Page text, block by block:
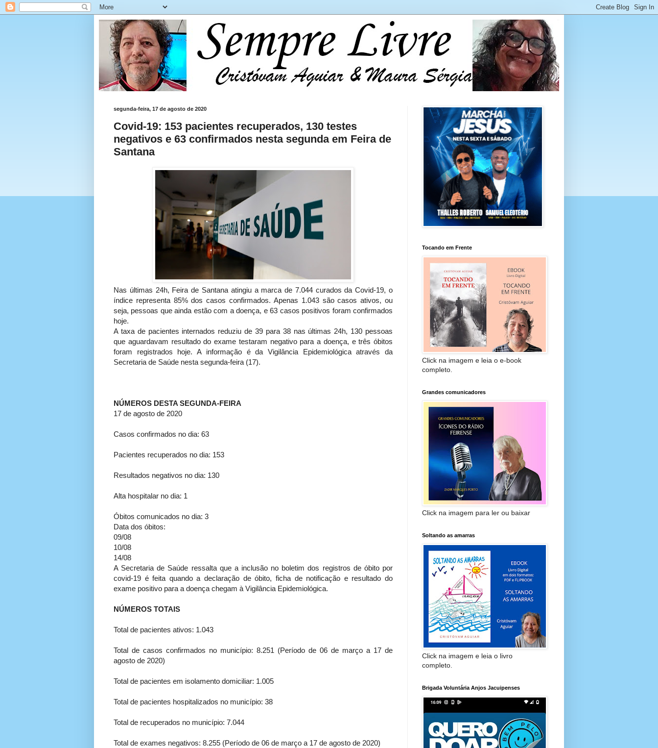
segunda-feira, 17 de agosto de 2020
Covid-19: 153 pacientes recuperados, 130 testes
negativos e 63 confirmados nesta segunda em Feira de
Santana
Nas últimas 24h, Feira de Santana atingiu a marca de 7.044 curados da Covid-19, o
índice representa 85% dos casos confirmados. Apenas 1.043 são casos ativos, ou
seja, pessoas que ainda estão com a doença, e 63 casos positivos foram confirmados
hoje.
A taxa de pacientes internados reduziu de 39 para 38 nas últimas 24h, 130 pessoas
que aguardavam resultado do exame testaram negativo para a doença, e três óbitos
foram registrados hoje. A informação é da Vigilância Epidemiológica através da
Secretaria de Saúde nesta segunda-feira (17).
NÚMEROS DESTA SEGUNDA-FEIRA
17 de agosto de 2020
Casos confirmados no dia: 63
Pacientes recuperados no dia: 153
Resultados negativos no dia: 130
Alta hospitalar no dia: 1
Óbitos comunicados no dia: 3
Data dos óbitos:
09/08
10/08
14/08
A Secretaria de Saúde ressalta que a inclusão no boletim dos registros de óbito por
covid-19 é feita quando a declaração de óbito, ficha de notificação e resultado do
exame positivo para a doença chegam à Vigilância Epidemiológica.
NÚMEROS TOTAIS
Total de pacientes ativos: 1.043
Total de casos confirmados no município: 8.251 (Período de 06 de março a 17 de
agosto de 2020)
Total de pacientes em isolamento domiciliar: 1.005
Total de pacientes hospitalizados no município: 38
Total de recuperados no município: 7.044
Total de exames negativos: 8.255 (Período de 06 de março a 17 de agosto de 2020)
Tocando em Frente
Click na imagem e leia o e-book
completo.
Grandes comunicadores
Click na imagem para ler ou baixar
Soltando as amarras
Click na imagem e leia o livro
completo.
Brigada Voluntária Anjos Jacuipenses